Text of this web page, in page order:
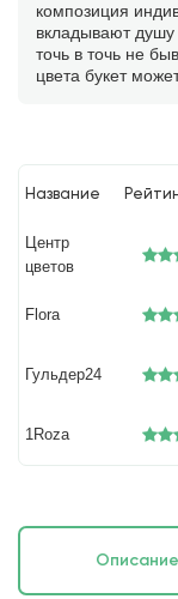
композиция
вкладывают
точь в точь не
цвета букет
Название
Центр
цветов
Flora
Гульдер24
1Roza
Описание